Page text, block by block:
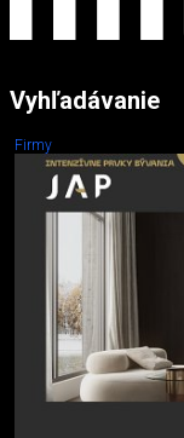
Vyhľadávanie
Firmy